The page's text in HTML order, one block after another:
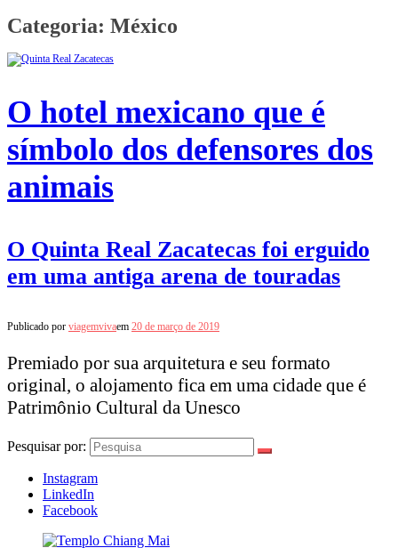
Categoria: México
O hotel mexicano que é
símbolo dos defensores dos
animais
O Quinta Real Zacatecas foi erguido
em uma antiga arena de touradas
Publicado por viagemvivaem 20 de março de 2019
Premiado por sua arquitetura e seu formato
original, o alojamento fica em uma cidade que é
Patrimônio Cultural da Unesco
Pesquisar por:
Instagram
LinkedIn
Facebook